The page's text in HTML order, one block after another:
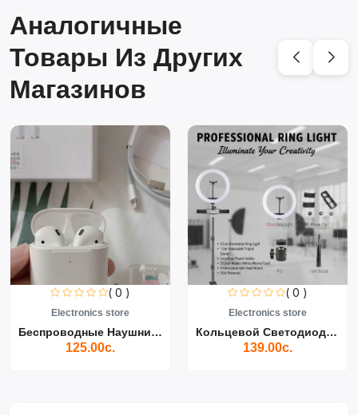
Аналогичные
Товары Из Других
Магазинов
( 0 )
Electronics store
Беспроводные Наушники Air...
125.00с.
( 0 )
Electronics store
Кольцевой Светодиодный Св...
139.00с.